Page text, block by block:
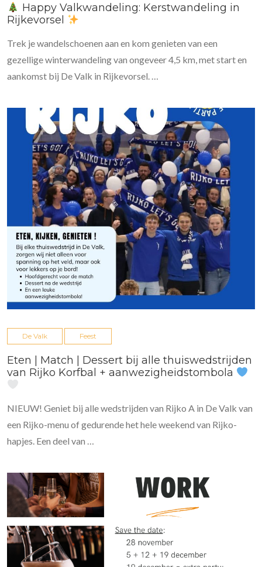
Happy Valkwandeling: Kerstwandeling in
Rijkevorsel
Trek je wandelschoenen aan en kom genieten van een
gezellige winterwandeling van ongeveer 4,5 km, met start en
aankomst bij De Valk in Rijkevorsel. …
De Valk Feest
Eten | Match | Dessert bij alle thuiswedstrijden
van Rijko Korfbal + aanwezigheidstombola
NIEUW! Geniet bij alle wedstrijden van Rijko A in De Valk van
een Rijko-menu of gedurende het hele weekend van Rijko-
hapjes. Een deel van …